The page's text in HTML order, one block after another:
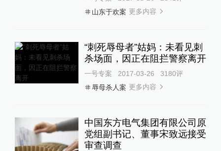
山东于欢案 更多内容
“刺死辱母者”姑妈：未看见刺
杀场面，因正在阻拦警察离开
一号专案 2017-03-26 3180评
辱母杀人案 更多内容
中国东方电气集团有限公司原
党组副书记、董事宋致远接受
审查调查